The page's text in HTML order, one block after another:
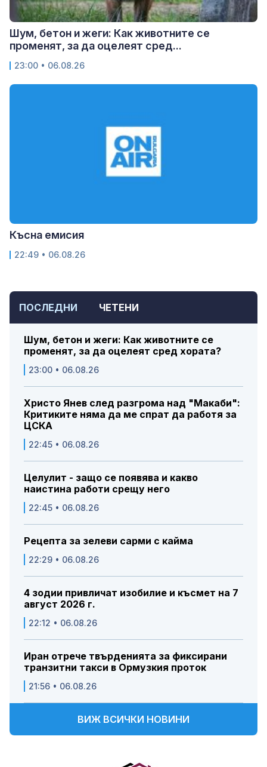
ПОСЛЕДНИ ЧЕТЕНИ
Шум, бетон и жеги: Как животните се
променят, за да оцелеят сред хората?
23:00 • 06.08.26
Христо Янев след разгрома над "Макаби":
Критиките няма да ме спрат да работя за
ЦСКА
22:45 • 06.08.26
Целулит - защо се появява и какво
наистина работи срещу него
22:45 • 06.08.26
Рецепта за зелеви сарми с кайма
22:29 • 06.08.26
4 зодии привличат изобилие и късмет на 7
август 2026 г.
22:12 • 06.08.26
Иран отрече твърденията за фиксирани
транзитни такси в Ормузкия проток
21:56 • 06.08.26
ВИЖ ВСИЧКИ НОВИНИ
Шум, бетон и жеги: Как животните се
променят, за да оцелеят сред...
23:00 • 06.08.26
Късна емисия
22:49 • 06.08.26